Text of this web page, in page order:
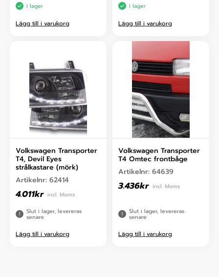
I lager
Lägg till i varukorg
I lager
Lägg till i varukorg
Volkswagen Transporter
T4, Devil Eyes
strålkastare (mörk)
Artikelnr: 62414
4.011kr incl. Moms
Slut i lager, levereras
senare
Lägg till i varukorg
Volkswagen Transporter
T4 Omtec frontbåge
Artikelnr: 64639
3.436kr incl. Moms
Slut i lager, levereras
senare
Lägg till i varukorg